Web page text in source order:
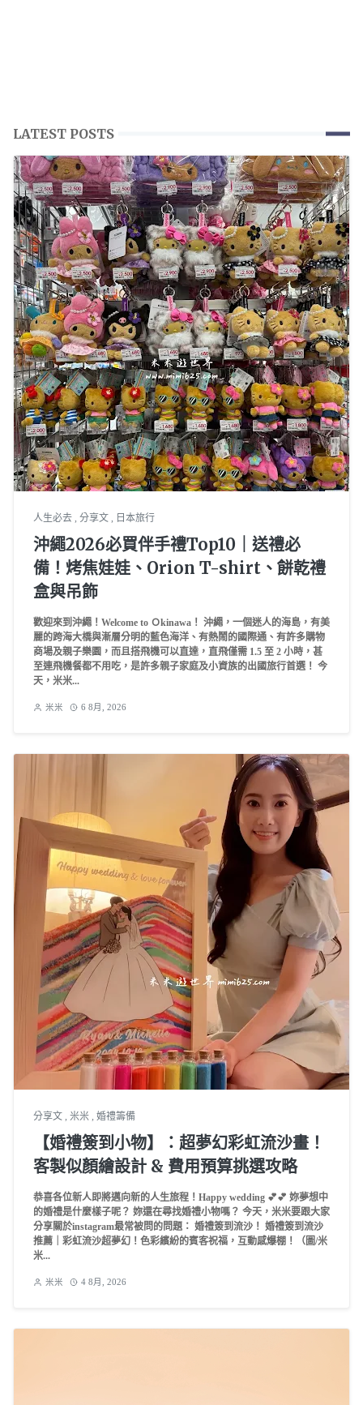
LATEST POSTS
人生必去 , 分享文 , 日本旅行
沖繩2026必買伴手禮Top10｜送禮必
備！烤焦娃娃、Orion T-shirt、餅乾禮
盒與吊飾
歡迎來到沖繩！Welcome to Ｏkinawa！ 沖繩，一個迷人的海島，有美
麗的跨海大橋與漸層分明的藍色海洋、有熱鬧的國際通、有許多購物
商場及親子樂園，而且搭飛機可以直達，直飛僅需 1.5 至 2 小時，甚
至連飛機餐都不用吃，是許多親子家庭及小資族的出國旅行首選！ 今
天，米米...
米米 6 8月, 2026
分享文 , 米米 , 婚禮籌備
【婚禮簽到小物】：超夢幻彩虹流沙畫！
客製似顏繪設計 & 費用預算挑選攻略
恭喜各位新人即將邁向新的人生旅程！Happy wedding 💕💕 妳夢想中
的婚禮是什麼樣子呢？ 妳還在尋找婚禮小物嗎？ 今天，米米要跟大家
分享關於instagram最常被問的問題： 婚禮簽到流沙！ 婚禮簽到流沙
推薦｜彩虹流沙超夢幻！色彩繽紛的賓客祝福，互動感爆棚！（圖/米
米...
米米 4 8月, 2026